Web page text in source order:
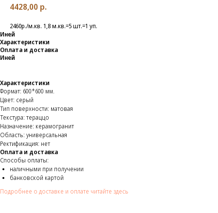
4428,00 р.
2460р./м.кв. 1,8 м.кв.=5 шт.=1 уп.
Иней
Характеристики
Оплата и доставка
Иней
Характеристики
Формат: 600*600 мм.
Цвет: серый
Тип поверхности: матовая
Текстура: тераццо
Назначение: керамогранит
Область: универсальная
Ректификация: нет
Оплата и доставка
Способы оплаты:
наличными при получении
банковской картой
Подробнее о доставке и оплате читайте здесь